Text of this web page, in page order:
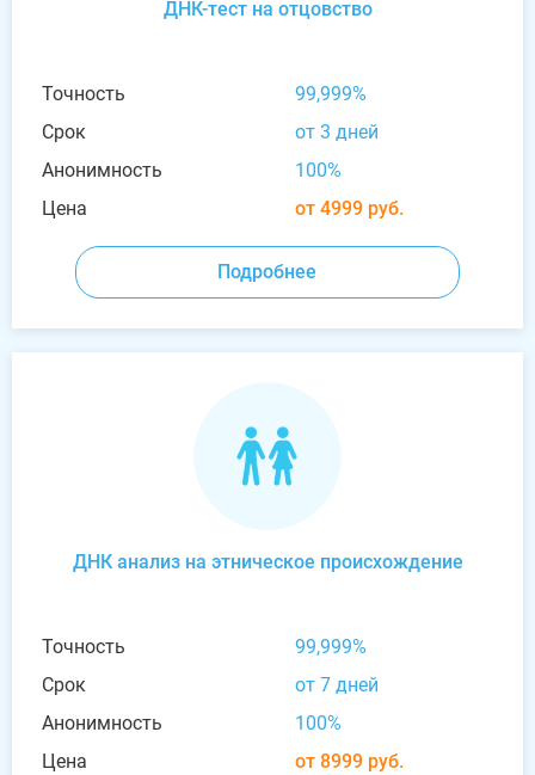
ДНК-тест на отцовство
Точность
99,999%
Срок
от 3 дней
Анонимность
100%
Цена
от 4999 руб.
Подробнее
ДНК анализ на этническое происхождение
Точность
99,999%
Срок
от 7 дней
Анонимность
100%
Цена
от 8999 руб.